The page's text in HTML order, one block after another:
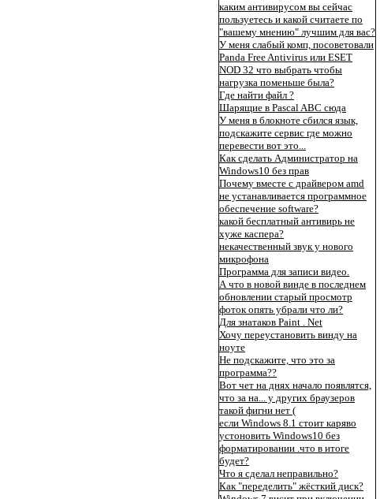
каким антивирусом вы сейчас
пользуетесь и какой считаете по
"вашему мнению" лучшим для вас?
У меня слабый комп, посоветовали
Panda Free Antivirus или ESET
NOD 32 что выбрать чтобы
нагрузка поменьше была?
Где найти файл ?
Шарящие в Pascal ABC сюда
У меня в блокноте сбился язык,
подскажите сервис где можно
перевести вот это...
Как сделать Администратор на
Windows10 без прав
Почему вместе с драйвером amd
не устанавливается программное
обеспечение software?
какой бесплатный антивирь не
хуже каспера?
некачественный звук у нового
микрофона
Программа для записи видео.
А что в новой винде в последнем
обновлении старый просмотр
фоток опять убрали что ли?
Для знатаков Paint . Net
Хочу переустановить винду на
ноуте
Не подскажите, что это за
программа??
Вот чет на днях начало появлятся,
что за на... у других браузеров
такой фигни нет (
если Windows 8.1 стоит каряво
устоновить Windows10 без
форматировании .что в итоге
будет?
Что я сделал неправильно?
Как "переделить" жёсткий диск?